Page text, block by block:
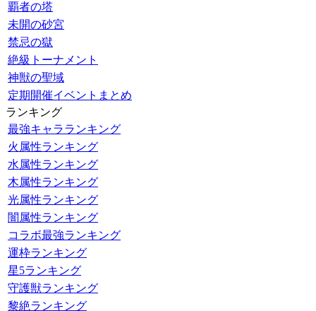
覇者の塔
未開の砂宮
禁忌の獄
絶級トーナメント
神獣の聖域
定期開催イベントまとめ
ランキング
最強キャラランキング
火属性ランキング
水属性ランキング
木属性ランキング
光属性ランキング
闇属性ランキング
コラボ最強ランキング
運枠ランキング
星5ランキング
守護獣ランキング
黎絶ランキング